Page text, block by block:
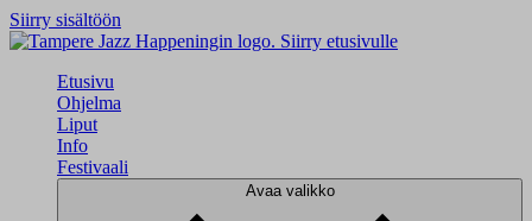
Siirry sisältöön
Siirry etusivulle
Etusivu
Ohjelma
Liput
Info
Festivaali
Avaa valikko